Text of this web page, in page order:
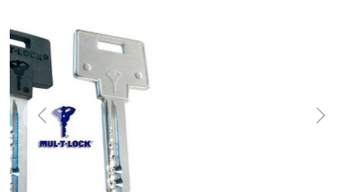
Previous Next